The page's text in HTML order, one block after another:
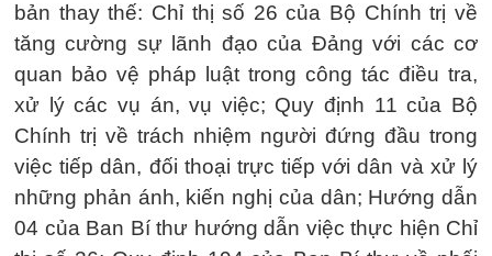
bản thay thế: Chỉ thị số 26 của Bộ Chính trị về
tăng cường sự lãnh đạo của Đảng với các cơ
quan bảo vệ pháp luật trong công tác điều tra,
xử lý các vụ án, vụ việc; Quy định 11 của Bộ
Chính trị về trách nhiệm người đứng đầu trong
việc tiếp dân, đối thoại trực tiếp với dân và xử lý
những phản ánh, kiến nghị của dân; Hướng dẫn
04 của Ban Bí thư hướng dẫn việc thực hiện Chỉ